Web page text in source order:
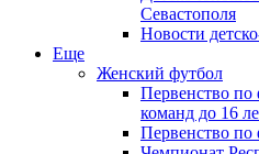
Севастополя
Новости
Еще
Женский футбол
Первенство по
команд до 16
Первенство по